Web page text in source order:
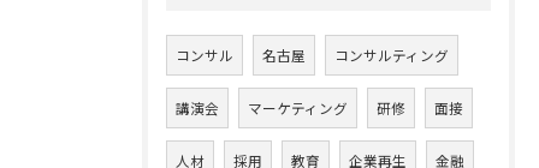
コンサル 名古屋 コンサルティング
講演会 マーケティング 研修 面接
人材 採用 教育 企業再生 金融